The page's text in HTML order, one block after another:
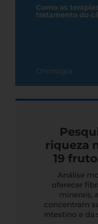
Como as
tratamento do
Oncologia
riqueza
19
Análise
oferecer
minerais,
concentram
intestino e da